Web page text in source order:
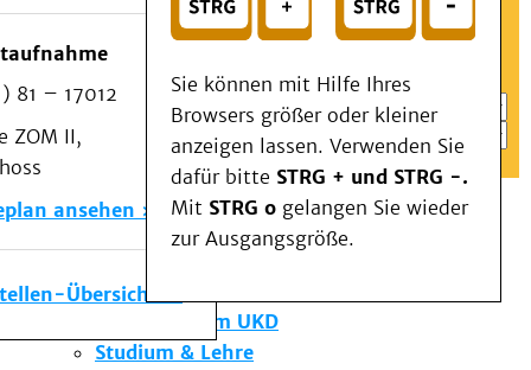
oder
Wählen Sie ein Thema für Ihren Schnelleinstieg
81 – 17012
ZOM II,
ansehen
Übersicht
Sie können mit Hilfe Ihres
Browsers größer oder kleiner
anzeigen lassen. Verwenden Sie
dafür bitte STRG + und STRG -.
Mit STRG o gelangen Sie wieder
zur Ausgangsgröße.
Patienten & Besucher
Kliniken/Institute/Zentren
Als Patient am UKD
Beratung und Unterstützung
Veranstaltungen
Kommunikation im Medizinwesen (KIM)
Notfall
Forschung & Lehre
Die Institute des UKD
Forschung am UKD
Studium & Lehre